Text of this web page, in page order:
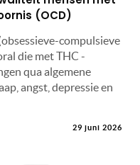
(OCD)
compulsieve
die met THC -
qua algemene
angst, depressie en
29 juni 2026